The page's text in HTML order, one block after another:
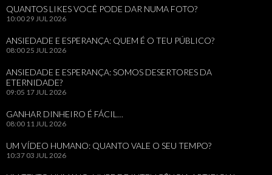
QUANTOS LIKES VOCÊ PODE DAR NUMA FOTO?
10:0029 JUL 2026
ANSIEDADE E ESPERANÇA: QUEM É O TEU PÚBLICO?
08:0025 JUL 2026
ANSIEDADE E ESPERANÇA: SOMOS DESERTORES DA
ETERNIDADE?
09:05 17 JUL 2026
GANHAR DINHEIRO É FÁCIL…
08:00 11 JUL 2026
UM VÍDEO HUMANO: QUANTO VALE O SEU TEMPO?
10:37 03 JUL 2026